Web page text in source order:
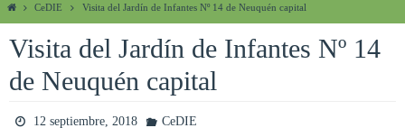
InicioCeDIE Visita del Jardín de Infantes Nº 14 de Neuquén capital
Visita del Jardín de Infantes Nº 14
de Neuquén capital
12 septiembre, 2018 CeDIE